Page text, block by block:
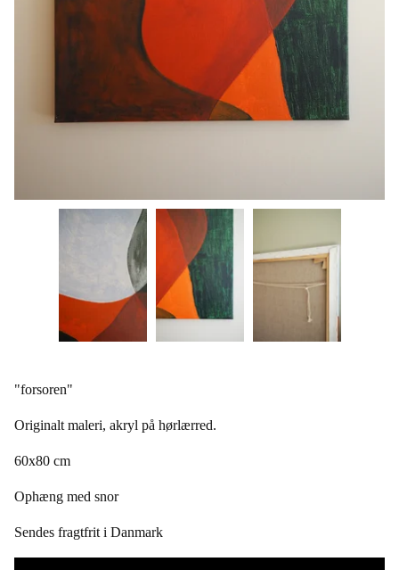
"forsoren"
Originalt maleri, akryl på hørlærred.
60x80 cm
Ophæng med snor
Sendes fragtfrit i Danmark